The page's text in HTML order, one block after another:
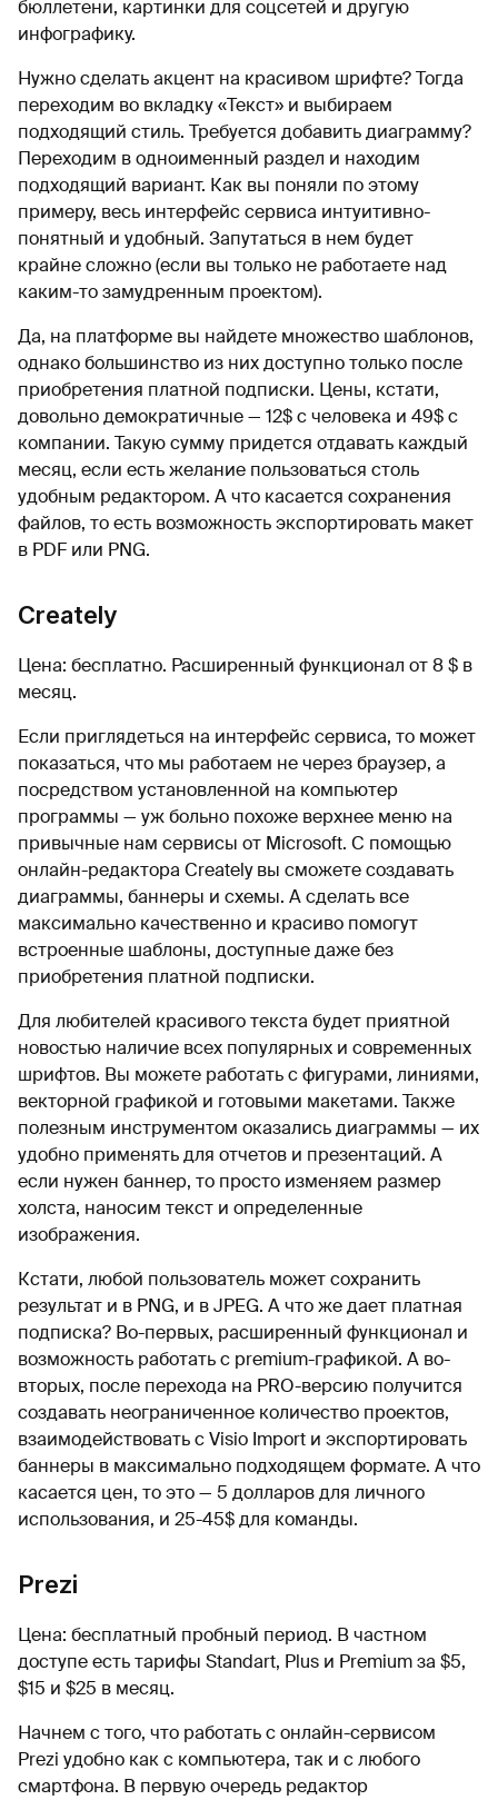
бюллетени, картинки для соцсетей и другую
инфографику.
Нужно сделать акцент на красивом шрифте? Тогда
переходим во вкладку «Текст» и выбираем
подходящий стиль. Требуется добавить диаграмму?
Переходим в одноименный раздел и находим
подходящий вариант. Как вы поняли по этому
примеру, весь интерфейс сервиса интуитивно-
понятный и удобный. Запутаться в нем будет
крайне сложно (если вы только не работаете над
каким-то замудренным проектом).
Да, на платформе вы найдете множество шаблонов,
однако большинство из них доступно только после
приобретения платной подписки. Цены, кстати,
довольно демократичные — 12$ с человека и 49$ с
компании. Такую сумму придется отдавать каждый
месяц, если есть желание пользоваться столь
удобным редактором. А что касается сохранения
файлов, то есть возможность экспортировать макет
в PDF или PNG.
Creately
Цена: бесплатно. Расширенный функционал от 8 $ в
месяц.
Если приглядеться на интерфейс сервиса, то может
показаться, что мы работаем не через браузер, а
посредством установленной на компьютер
программы — уж больно похоже верхнее меню на
привычные нам сервисы от Microsoft. С помощью
онлайн-редактора Creately вы сможете создавать
диаграммы, баннеры и схемы. А сделать все
максимально качественно и красиво помогут
встроенные шаблоны, доступные даже без
приобретения платной подписки.
Для любителей красивого текста будет приятной
новостью наличие всех популярных и современных
шрифтов. Вы можете работать с фигурами, линиями,
векторной графикой и готовыми макетами. Также
полезным инструментом оказались диаграммы — их
удобно применять для отчетов и презентаций. А
если нужен баннер, то просто изменяем размер
холста, наносим текст и определенные
изображения.
Кстати, любой пользователь может сохранить
результат и в PNG, и в JPEG. А что же дает платная
подписка? Во-первых, расширенный функционал и
возможность работать с premium-графикой. А во-
вторых, после перехода на PRO-версию получится
создавать неограниченное количество проектов,
взаимодействовать с Visio Import и экспортировать
баннеры в максимально подходящем формате. А что
касается цен, то это — 5 долларов для личного
использования, и 25-45$ для команды.
Prezi
Цена: бесплатный пробный период. В частном
доступе есть тарифы Standart, Plus и Premium за $5,
$15 и $25 в месяц.
Начнем с того, что работать с онлайн-сервисом
Prezi удобно как с компьютера, так и с любого
смартфона. В первую очередь редактор